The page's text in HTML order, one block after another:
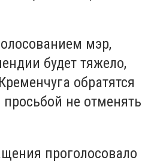
мэр,
будет тяжело,
обратятся
не отменять
проголосовало